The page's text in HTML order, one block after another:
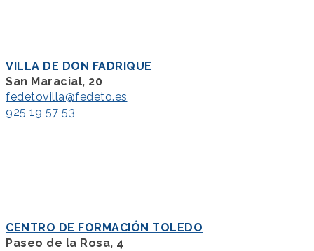
VILLA DE DON FADRIQUE
San Maracial, 20
fedetovilla@fedeto.es
925 19 57 53
CENTRO DE FORMACIÓN TOLEDO
Paseo de la Rosa, 4